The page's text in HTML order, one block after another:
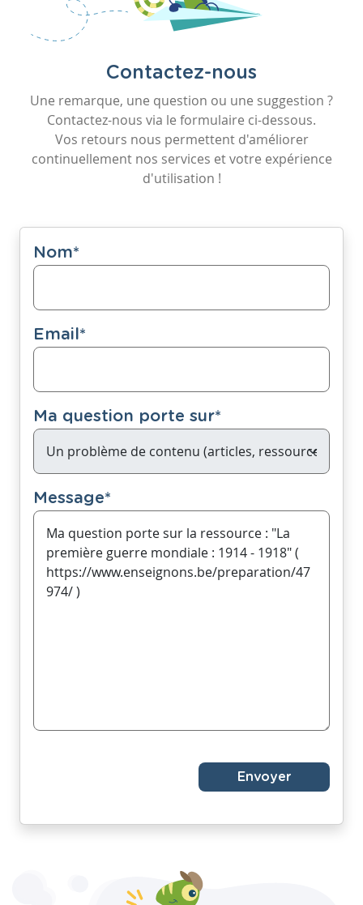
Contactez-nous
Une remarque, une question ou une suggestion ?
Contactez-nous via le formulaire ci-dessous.
Vos retours nous permettent d'améliorer
continuellement nos services et votre expérience
d'utilisation !
Nom*
Email*
Ma question porte sur*
Message*
Envoyer